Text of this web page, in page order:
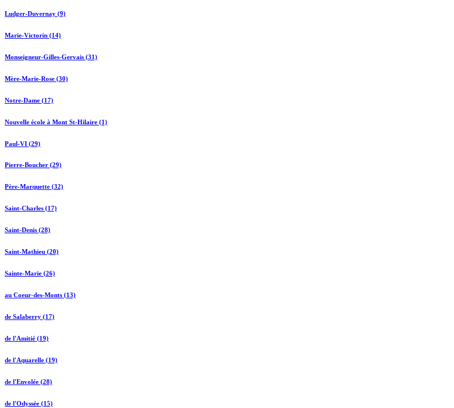
Ludger-Duvernay (9)
Marie-Victorin (14)
Monseigneur-Gilles-Gervais (31)
Mère-Marie-Rose (30)
Notre-Dame (17)
Nouvelle école à Mont St-Hilaire (1)
Paul-VI (29)
Pierre-Boucher (29)
Père-Marquette (32)
Saint-Charles (17)
Saint-Denis (28)
Saint-Mathieu (20)
Sainte-Marie (26)
au Coeur-des-Monts (13)
de Salaberry (17)
de l'Amitié (19)
de l'Aquarelle (19)
de l'Envolée (28)
de l'Odyssée (15)